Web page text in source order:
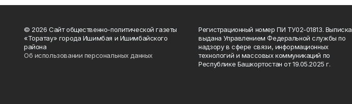
© 2026 Сайт общественно-политической газеты
«Торатау» города Ишимбая и Ишимбайского
района
Об использовании персональных данных
Регистрационный номер ПИ ТУ02-01813. Выписка
выдана Управлением Федеральной службы по
надзору в сфере связи, информационных
технологий и массовых коммуникаций по
Республике Башкортостан от 19.05.2025 г.